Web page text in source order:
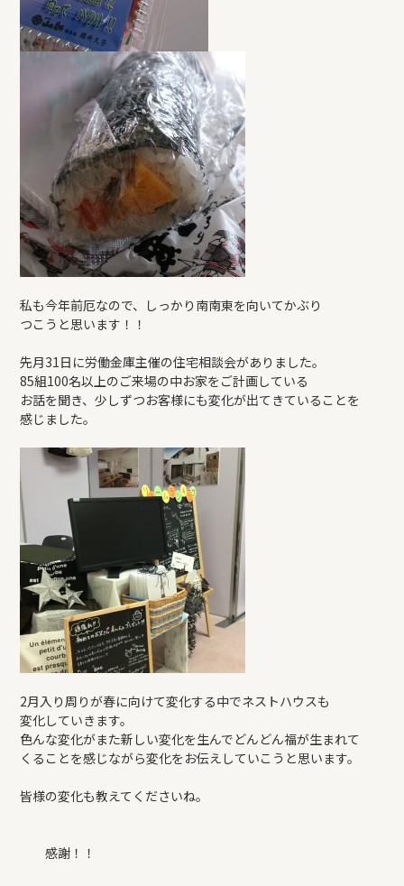
私も今年前厄なので、しっかり南南東を向いてかぶり
つこうと思います！！
先月31日に労働金庫主催の住宅相談会がありました。
85組100名以上のご来場の中お家をご計画している
お話を聞き、少しずつお客様にも変化が出てきていることを
感じました。
2月入り周りが春に向けて変化する中でネストハウスも
変化していきます。
色んな変化がまた新しい変化を生んでどんどん福が生まれて
くることを感じながら変化をお伝えしていこうと思います。
皆様の変化も教えてくださいね。
感謝！！